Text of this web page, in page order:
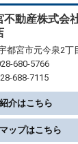
不動産株式会
都宮市元今泉2丁
680-5766
688-7115
介はこちら
ップはこちら